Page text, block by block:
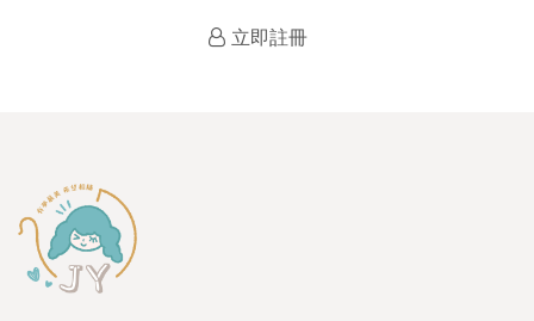
立即註冊